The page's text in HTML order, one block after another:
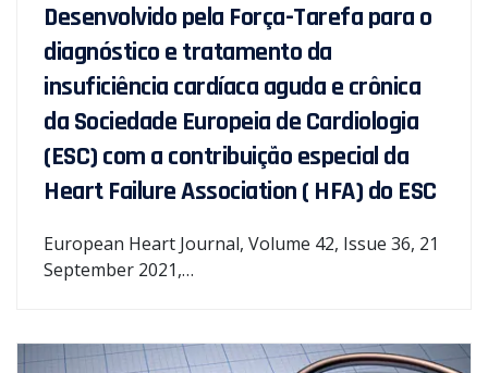
Desenvolvido pela Força-Tarefa para o
diagnóstico e tratamento da
insuficiência cardíaca aguda e crônica
da Sociedade Europeia de Cardiologia
(ESC) com a contribuição especial da
Heart Failure Association ( HFA) do ESC
European Heart Journal, Volume 42, Issue 36, 21
September 2021,…